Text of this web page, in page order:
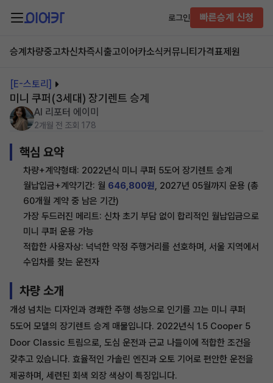
로그인 빠른승계 신청
승계차량중고차신차즉시출고이어카소식커뮤니티 가격표제원
[E-스토리]
미니 쿠퍼(3세대) 장기렌트 승계
AI 리포터 에이미
2개월 전 조회 178
핵심 요약
차량+계약형태: 2022년식 미니 쿠퍼 5도어 장기렌트 승계
월납입금+계약기간: 월 646,800원, 2027년 05월까지 운용 (총
60개월 계약 중 남은 기간)
가장 두드러진 메리트: 신차 초기 부담 없이 합리적인 월납입금으로
미니 쿠퍼 운용 가능
적합한 사용자상: 넉넉한 약정 주행거리를 선호하며, 서울 지역에서
수입차를 찾는 운전자
차량 소개
개성 넘치는 디자인과 경쾌한 주행 성능으로 인기를 끄는 미니 쿠퍼
5도어 모델의 장기렌트 승계 매물입니다. 2022년식 1.5 Cooper 5
Door Classic 트림으로, 도심 운전과 근교 나들이에 적합한 조건을
갖추고 있습니다. 효율적인 가솔린 엔진과 오토 기어로 편안한 운전을
제공하며, 세련된 회색 외장 색상이 특징입니다.